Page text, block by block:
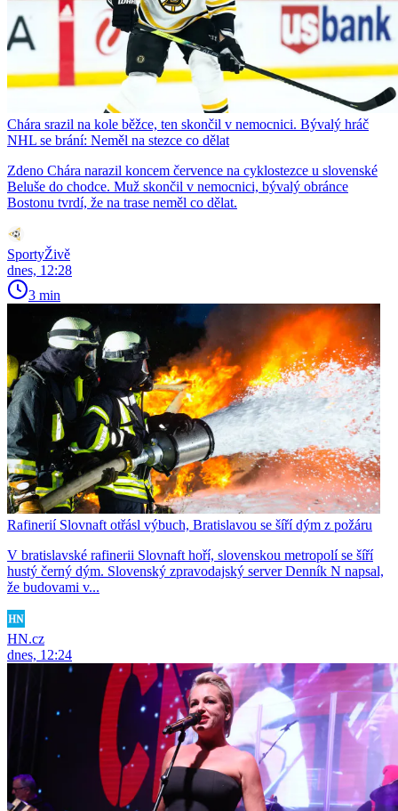
Chára srazil na kole běžce, ten skončil v nemocnici. Bývalý hráč
NHL se brání: Neměl na stezce co dělat
Zdeno Chára narazil koncem července na cyklostezce u slovenské
Beluše do chodce. Muž skončil v nemocnici, bývalý obránce
Bostonu tvrdí, že na trase neměl co dělat.
SportyŽivě
dnes, 12:28
3 min
Rafinerií Slovnaft otřásl výbuch, Bratislavou se šíří dým z požáru
V bratislavské rafinerii Slovnaft hoří, slovenskou metropolí se šíří
hustý černý dým. Slovenský zpravodajský server Denník N napsal,
že budovami v...
HN.cz
dnes, 12:24